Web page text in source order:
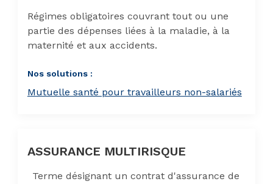
Régimes obligatoires couvrant tout ou une
partie des dépenses liées à la maladie, à la
maternité et aux accidents.
Nos solutions :
Mutuelle santé pour travailleurs non-salariés
ASSURANCE MULTIRISQUE
Terme désignant un contrat d'assurance de